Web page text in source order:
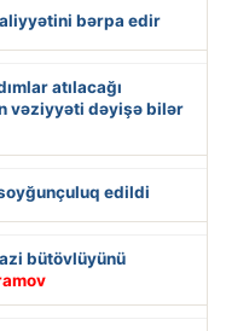
bərpa edir
atılacağı
vəziyyəti dəyişə bilər
edildi
bütövlüyünü